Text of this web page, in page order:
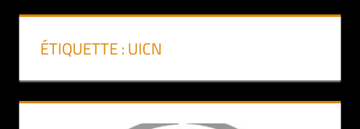
ÉTIQUETTE :UICN